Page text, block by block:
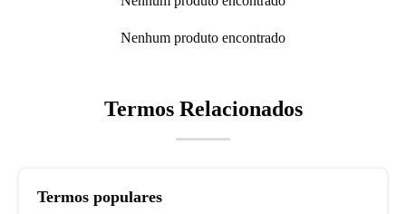
Nenhum produto encontrado
Termos Relacionados
Termos populares